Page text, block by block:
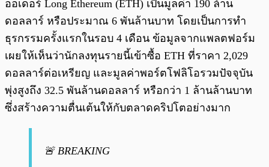
ออเดอร์ Long Ethereum (ETH) เป็นมูลค่า 190 ล้าน
ดอลลาร์ หรือประมาณ 6 พันล้านบาท โดยเป็นการทำ
ธุรกรรมครั้งแรกในรอบ 4 เดือน ข้อมูลจากแพลตฟอร์ม
เผยให้เห็นว่านักลงทุนรายนี้เข้าซื้อ ETH ที่ราคา 2,029
ดอลลาร์ต่อเหรียญ และมูลค่าพอร์ตโฟลิโอรวมปัจจุบัน
พุ่งสูงถึง 32.5 พันล้านดอลลาร์ หรือกว่า 1 ล้านล้านบาท
ซึ่งสร้างความตื่นเต้นให้กับตลาดคริปโตอย่างมาก
🚨 BREAKING